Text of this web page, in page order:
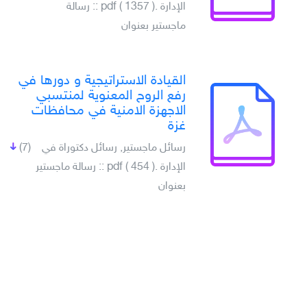
الإدارة .pdf ( 1357 ) :: رسالة
ماجستير بعنوان
القيادة الاستراتيجية و دورها في
رفع الروح المعنوية لمنتسبي
الاجهزة الامنية في محافظات
غزة
(7)
رسائل ماجستير, رسائل دكتوراة في
الإدارة .pdf ( 454 ) :: رسالة ماجستير
بعنوان